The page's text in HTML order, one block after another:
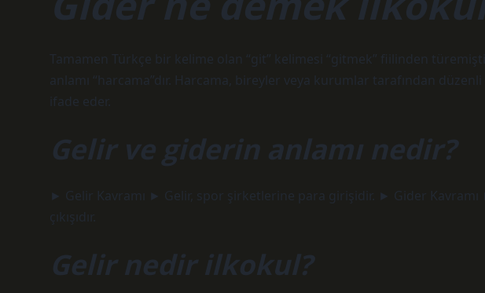
Tamamen Türkçe bir kelime olan “git” kelimesi “gitmek” fiilinden
anlamı “harcama”dır. Harcama, bireyler veya kurumlar tarafından düzenli
ifade eder.
Gelir ve giderin anlamı nedir?
► Gelir Kavramı ► Gelir, spor şirketlerine para girişidir. ► Gider
çıkışıdır.
Gelir nedir ilkokul?